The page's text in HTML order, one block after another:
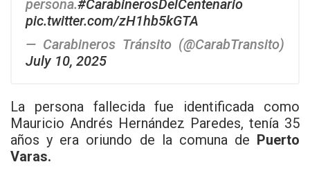
persona.#CarabinerosDelCentenario
pic.twitter.com/zH1hb5kGTA
— Carabineros Tránsito (@CarabTransito)
July 10, 2025
La persona fallecida fue identificada como
Mauricio Andrés Hernández Paredes, tenía 35
años y era oriundo de la comuna de Puerto
Varas.